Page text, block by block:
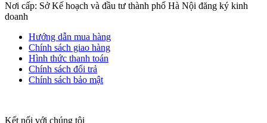
Nơi cấp: Sở Kế hoạch và đầu tư thành phố Hà Nội đăng ký kinh
doanh
Hướng dẫn mua hàng
Chính sách giao hàng
Hình thức thanh toán
Chính sách đổi trả
Chính sách bảo mật
Kết nối với chúng tôi